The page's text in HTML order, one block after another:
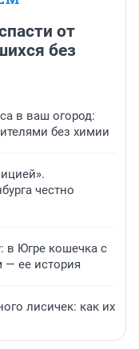
от
без
в ваш огород:
без химии
честно
в Югре кошечка с
ее история
лисичек: как их